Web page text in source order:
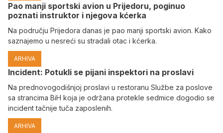
Pao manji sportski avion u Prijedoru, poginuo
poznati instruktor i njegova kćerka
Na području Prijedora danas je pao manji sportski avion. Kako
saznajemo u nesreći su stradali otac i kćerka.
ARHIVA
Incident: Potukli se pijani inspektori na proslavi
Na prednovogodišnjoj proslavi u restoranu Službe za poslove
sa strancima BiH koja je održana protekle sedmice dogodio se
incident tačnije tuča zaposlenih.
ARHIVA